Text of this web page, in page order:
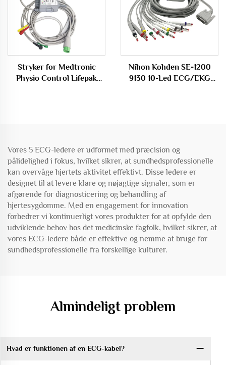
Stryker for Medtronic
Physio Control Lifepak
Nihon Kohden SE-1200
9130 10-Led ECG/EKG
Vores 5 ECG-ledere er udformet med præcision og
pålidelighed i fokus, hvilket sikrer, at sundhedsprofessionelle
kan overvåge hjertets aktivitet effektivt. Disse ledere er
designet til at levere klare og nøjagtige signaler, som er
afgørende for diagnosticering og behandling af
hjertesygdomme. Med en engagement for innovation
forbedrer vi kontinuerligt vores produkter for at opfylde den
udviklende behov hos det medicinske fagfolk, hvilket sikrer, at
vores ECG-ledere både er effektive og nemme at bruge for
sundhedsprofessionelle fra forskellige kulturer.
Almindeligt problem
Hvad er funktionen af en ECG-kabel?